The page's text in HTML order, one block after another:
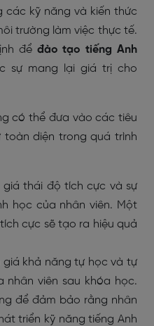
các kỹ năng và kiến thức
trường làm việc thực tế.
để đào tạo tiếng Anh
sự mang lại giá trị cho
có thể đưa vào các tiêu
toàn diện trong quá trình
giá thái độ tích cực và sự
học của nhân viên. Một
cực sẽ tạo ra hiệu quả
giá khả năng tự học và tự
nhân viên sau khóa học.
để đảm bảo rằng nhân
triển kỹ năng tiếng Anh